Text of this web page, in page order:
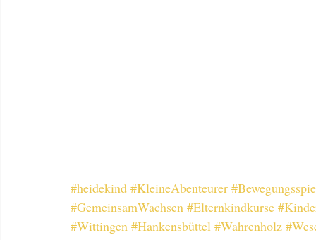
#heidekind #KleineAbenteurer
#GemeinsamWachsen #Elternkindkurse
#Wittingen #Hankensbüttel #Wahrenholz